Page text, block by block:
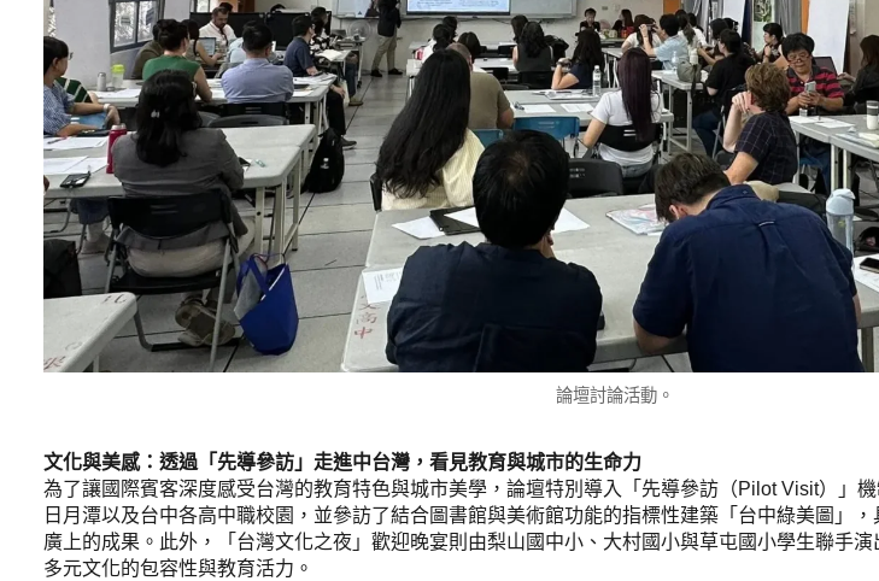
論壇討論活動。
文化與美感：透過「先導參訪」走進中台灣，看見教育與城市的生命力
為了讓國際賓客深度感受台灣的教育特色與城市美學，論壇特別導入「先導參訪（Pilot Visit）」
日月潭以及台中各高中職校園，並參訪了結合圖書館與美術館功能的指標性建築「台中綠美圖」
廣上的成果。此外，「台灣文化之夜」歡迎晚宴則由梨山國中小、大村國小與草屯國小學生聯手
多元文化的包容性與教育活力。